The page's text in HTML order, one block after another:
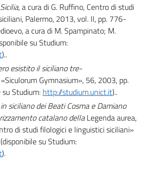
, a cura di G. Ruffino, Centro di studi
Palermo, 2013, vol. II, pp. 776-
a cura di M. Spampinato; M.
su Studium:
)..
esistito il siciliano tre-
Gymnasium», 56, 2003, pp.
Studium: http://studium.unict.it)..
siciliano dei Beati Cosma e Damiano
catalano dellaLegenda aurea,
di studi filologici e linguistici siciliani»
su Studium:
).